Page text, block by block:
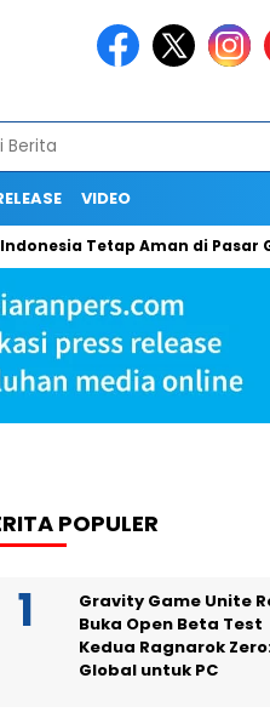
VIDEO
Tetap Aman di Pasar
POPULER
Gravity Game Unite
Buka Open Beta Test
Kedua Ragnarok
Global untuk PC